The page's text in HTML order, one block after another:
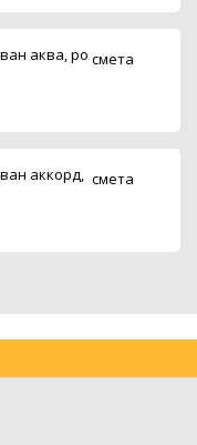
аква, ро смета
аккорд, смета